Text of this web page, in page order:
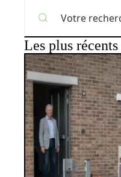
Les plus récents